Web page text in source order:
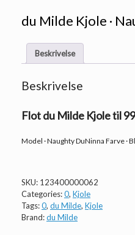
du Milde Kjole ·
Beskrivelse
Beskrivelse
Flot du Milde Kjole til
Model · Naughty DuNinna Farve ·
SKU: 123400000062
Categories:0, Kjole
Tags:0, du Milde, Kjole
Brand:du Milde